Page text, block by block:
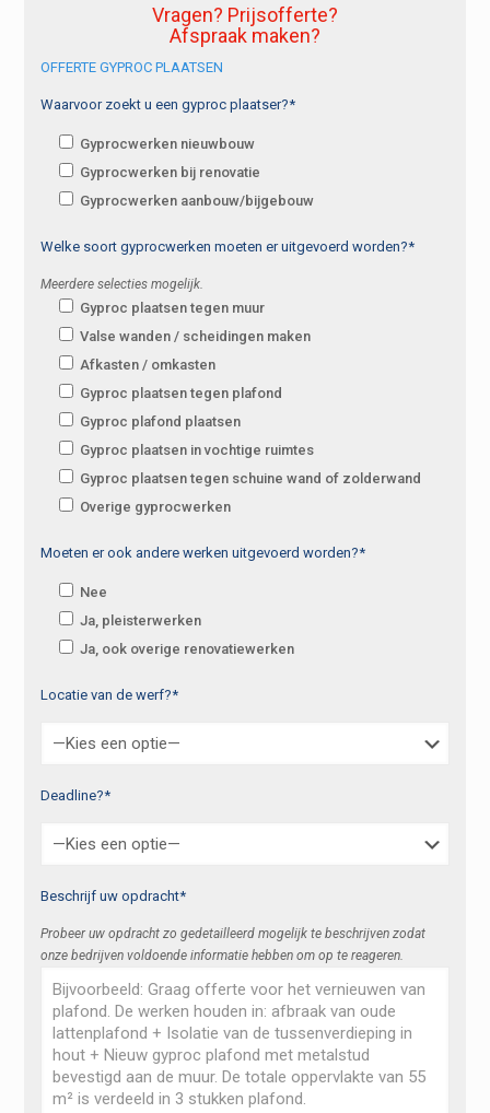
Vragen? Prijsofferte?
Afspraak maken?
OFFERTE GYPROC PLAATSEN
Waarvoor zoekt u een gyproc plaatser?*
Gyprocwerken nieuwbouw
Gyprocwerken bij renovatie
Gyprocwerken aanbouw/bijgebouw
Welke soort gyprocwerken moeten er uitgevoerd worden?*
Meerdere selecties mogelijk.
Gyproc plaatsen tegen muur
Valse wanden / scheidingen maken
Afkasten / omkasten
Gyproc plaatsen tegen plafond
Gyproc plafond plaatsen
Gyproc plaatsen in vochtige ruimtes
Gyproc plaatsen tegen schuine wand of zolderwand
Overige gyprocwerken
Moeten er ook andere werken uitgevoerd worden?*
Nee
Ja, pleisterwerken
Ja, ook overige renovatiewerken
Locatie van de werf?*
Deadline?*
Beschrijf uw opdracht*
Probeer uw opdracht zo gedetailleerd mogelijk te beschrijven zodat
onze bedrijven voldoende informatie hebben om op te reageren.